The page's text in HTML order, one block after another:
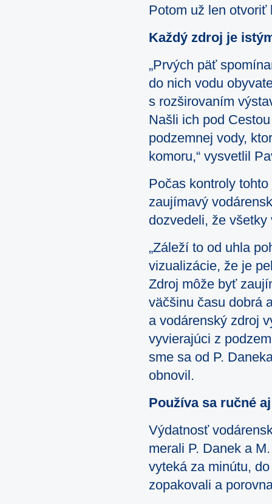
Potom už len otvoriť
Každý zdroj je
„Prvých päť
do nich vodu
s rozširovaním
Našli ich pod
podzemnej vody,
komoru,“ vysvetlil
Počas kontroly
zaujímavý
dozvedeli, že
„Záleží to od uhla
vizualizácie, že je
Zdroj môže byť
väčšinu času dobrá
a vodárenský zdroj
vyvierajúci z
sme sa od P.
obnovil.
Používa sa ručné
Výdatnosť
merali P. Danek a
vyteká za minútu,
zopakovali a